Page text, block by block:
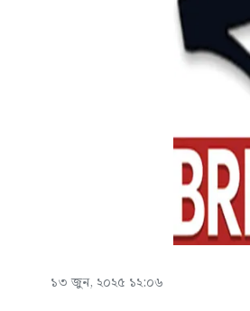
১৩ জুন, ২০২৫ ১২:০৬